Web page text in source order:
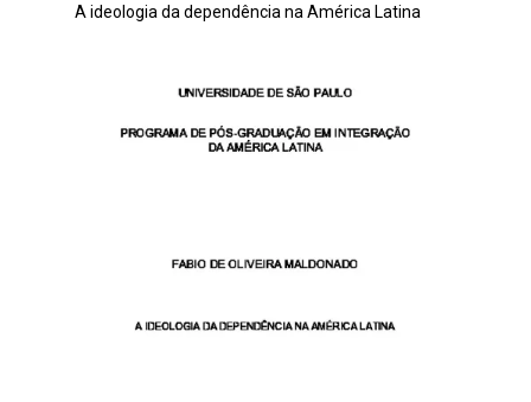
A ideologia da dependência na América Latina